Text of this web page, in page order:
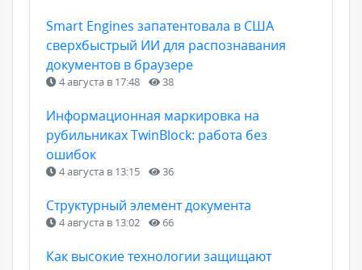
Smart Engines запатентовала в США
сверхбыстрый ИИ для распознавания
документов в браузере
4 августа в 17:48 38
Информационная маркировка на
рубильниках TwinBlock: работа без
ошибок
4 августа в 13:15 36
Структурный элемент документа
4 августа в 13:02 66
Как высокие технологии защищают